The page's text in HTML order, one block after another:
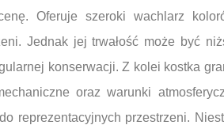
Oferuje szeroki wachlarz
Jednak jej trwałość może być
konserwacji. Z kolei kostka
oraz warunki
reprezentacyjnych przestrzeni.